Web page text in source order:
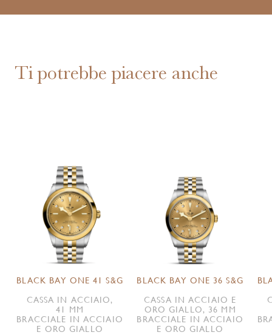
Ti potrebbe piacere anche
BLACK BAY ONE 41 S&G
CASSA IN ACCIAIO,
41 MM
BRACCIALE IN ACCIAIO
E ORO GIALLO
BLACK BAY ONE 36 S&G
CASSA IN ACCIAIO E
ORO GIALLO, 36 MM
BRACCIALE IN ACCIAIO
E ORO GIALLO